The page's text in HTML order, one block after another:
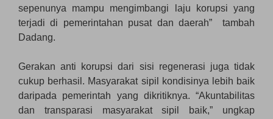
sepenunya mampu mengimbangi laju korupsi yang
terjadi di pemerintahan pusat dan daerah” tambah
Dadang.
Gerakan anti korupsi dari sisi regenerasi juga tidak
cukup berhasil. Masyarakat sipil kondisinya lebih baik
daripada pemerintah yang dikritiknya. “Akuntabilitas
dan transparasi masyarakat sipil baik,” ungkap